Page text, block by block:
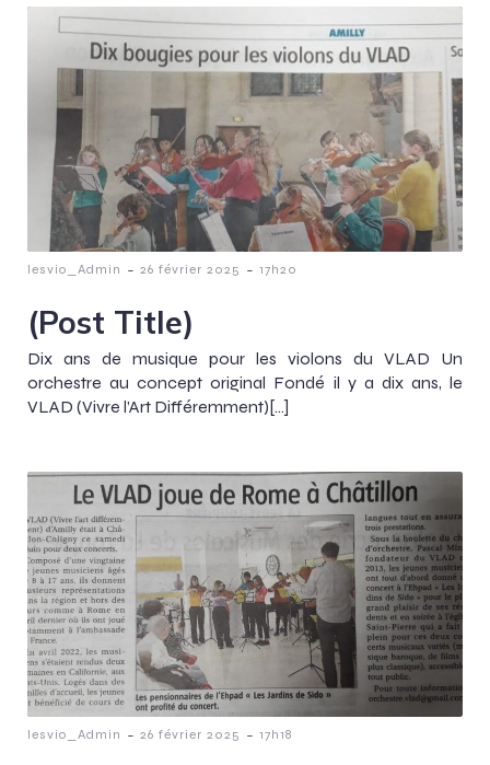
lesvio_Admin - 26 février 2025 - 17h20
(Post Title)
Dix ans de musique pour les violons du VLAD Un
orchestre au concept original Fondé il y a dix ans, le
VLAD (Vivre l’Art Différemment)[…]
lesvio_Admin - 26 février 2025 - 17h18